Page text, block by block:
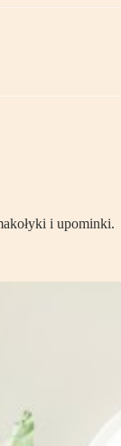
i upominki.